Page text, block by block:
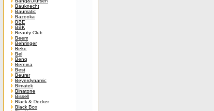
Bauknecht
Baumatic
Bazooka
BBE
BBK
Beauty Club
Beem
Behringer
Beko
Bel
Benq
Bernina
Best
Beurer
Beyerdynamic
Bimatek
Binatone
Bissell
Black & Decker
Black Box